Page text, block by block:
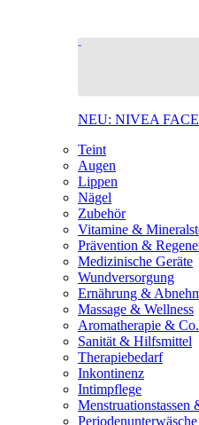
NEU: NIVEA
Teint
Augen
Lippen
Nägel
Zubehör
Vitamine &
Prävention &
Medizinische Geräte
Wundversorgung
Ernährung &
Massage & Wellness
Aromatherapie & Co.
Sanität & Hilfsmittel
Therapiebedarf
Inkontinenz
Intimpflege
Menstruationstassen
Periodenunterwäsche